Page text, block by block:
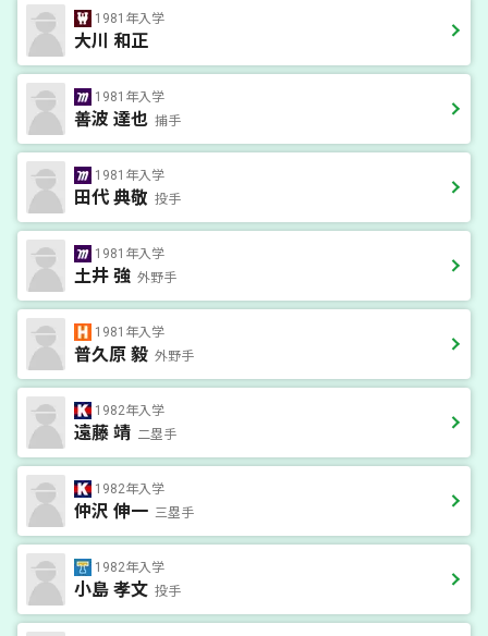
1981年入学
大川 和正
1981年入学
善波 達也 捕手
1981年入学
田代 典敬 投手
1981年入学
土井 強 外野手
1981年入学
普久原 毅 外野手
1982年入学
遠藤 靖 二塁手
1982年入学
仲沢 伸一 三塁手
1982年入学
小島 孝文 投手